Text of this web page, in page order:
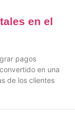
en el
pagos
en una
de los clientes